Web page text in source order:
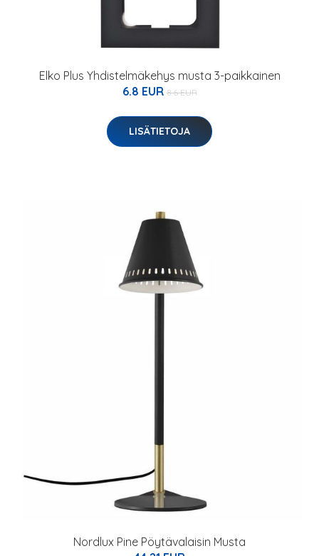
Elko Plus Yhdistelmäkehys musta 3-paikkainen
6.8 EUR 8.6 EUR
LISÄTIETOJA
Nordlux Pine Pöytävalaisin Musta